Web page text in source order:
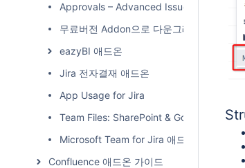
Approvals – Advanced Issue Acceptance
무료버전 Addon으로 다운그레이드 하기
eazyBI 애드온
Jira 전자결재 애드온
App Usage for Jira
Team Files: SharePoint & Google Drive
Microsoft Team for Jira 애드온
Confluence 애드온 가이드